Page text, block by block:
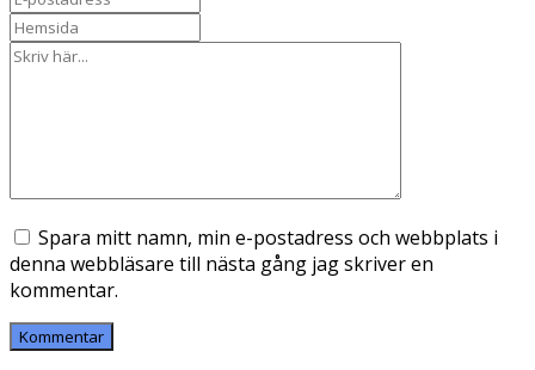
Spara mitt namn, min e-postadress och webbplats i
denna webbläsare till nästa gång jag skriver en
kommentar.